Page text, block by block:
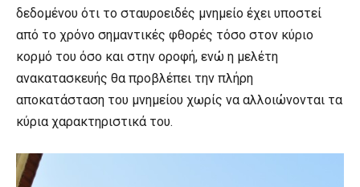
δεδομένου ότι το σταυροειδές μνημείο έχει υποστεί
από το χρόνο σημαντικές φθορές τόσο στον κύριο
κορμό του όσο και στην οροφή, ενώ η μελέτη
ανακατασκευής θα προβλέπει την πλήρη
αποκατάσταση του μνημείου χωρίς να αλλοιώνονται τα
κύρια χαρακτηριστικά του.